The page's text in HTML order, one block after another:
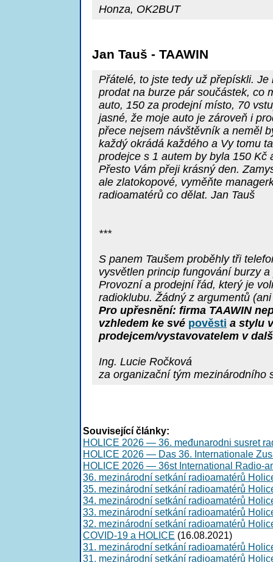
Honza, OK2BUT
Jan Tauš - TAAWIN
Přátelé, to jste tedy už přepískli.
prodat na burze pár součástek, co
auto, 150 za prodejní místo, 70
jasné, že moje auto je zároveň i
přece nejsem návštěvník a neměl
každý okrádá každého a Vy tomu
prodejce s 1 autem by byla 150
Přesto Vám přeji krásný den.
ale zlatokopové, vyměňte
radioamatérů co dělat. Jan Tauš
***
S panem Taušem proběhly tři
vysvětlen princip fungování burzy
Provozní a prodejní řád, který je
radioklubu. Žádný z argumentů
Pro upřesnění: firma TAAWIN
vzhledem ke své pověsti a stylu
prodejcem/vystavovatelem v
Ing. Lucie Ročková
za organizační tým mezinárodního
Související články:
HOLICE 2026 — 36. međunarodni susret
HOLICE 2026 — Das 36. Internationale
HOLICE 2026 — 36st International Radio-
36. mezinárodní setkání radioamatérů
35. mezinárodní setkání radioamatérů
34. mezinárodní setkání radioamatérů
33. mezinárodní setkání radioamatérů
32. mezinárodní setkání radioamatérů
COVID-19 a HOLICE (16.08.2021)
31. mezinárodní setkání radioamatérů
31. mezinárodní setkání radioamatérů